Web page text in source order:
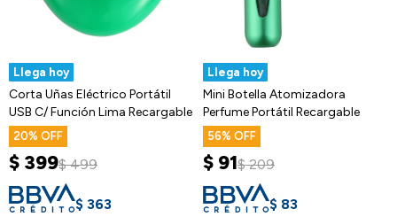
Llega hoy
Corta Uñas Eléctrico Portátil
USB C/ Función Lima Recargable
20
$ 399$ 499
$ 363
Llega hoy
Mini Botella Atomizadora
Perfume Portátil Recargable
56
$ 91$ 209
$ 83